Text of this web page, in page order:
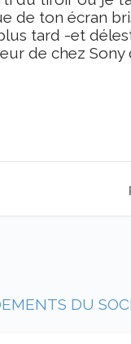
de ton écran
tard -et
de chez Sony
DU